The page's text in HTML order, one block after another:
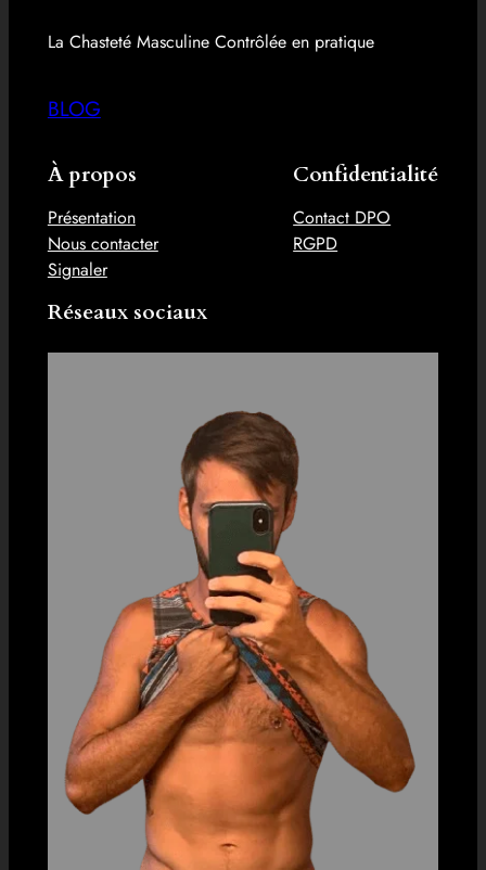
La Chasteté Masculine Contrôlée en pratique
BLOG
À propos
Présentation
Nous contacter
Signaler
Confidentialité
Contact DPO
RGPD
Réseaux sociaux